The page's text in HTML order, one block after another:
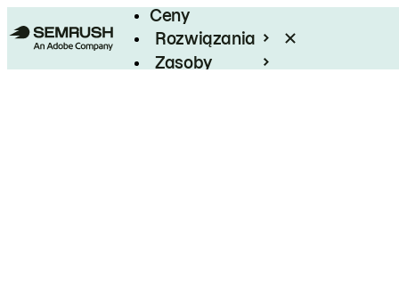
Ceny
Rozwiązania
Zasoby